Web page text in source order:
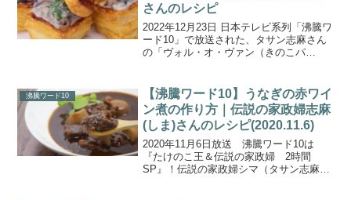
さんのレシピ
2022年12月23日 日本テレビ系列「沸騰ワ
ード10」で放送された、タサン志麻さん
の「ヴォル・オ・ヴァン（きのこパ
みさん＆なすなかにしさんに渾身のクリ
スマス料理を披...
沸騰ワード10
【沸騰ワード10】うなぎの赤ワイ
ン煮の作り方｜伝説の家政婦志麻
(しま)さんのレシピ(2020.11.6)
2020年11月6日放送 沸騰ワード10は
『たけのこ王＆伝説の家政婦 2時間
SP』！伝説の家政婦シマ（タサン志麻）